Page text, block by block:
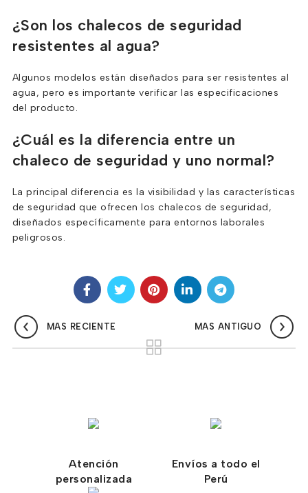
¿Son los chalecos de seguridad
resistentes al agua?
Algunos modelos están diseñados para ser resistentes al
agua, pero es importante verificar las especificaciones
del producto.
¿Cuál es la diferencia entre un
chaleco de seguridad y uno normal?
La principal diferencia es la visibilidad y las características
de seguridad que ofrecen los chalecos de seguridad,
diseñados específicamente para entornos laborales
peligrosos.
MAS RECIENTE MAS ANTIGUO
Atención
personalizada
Envíos a todo el
Perú